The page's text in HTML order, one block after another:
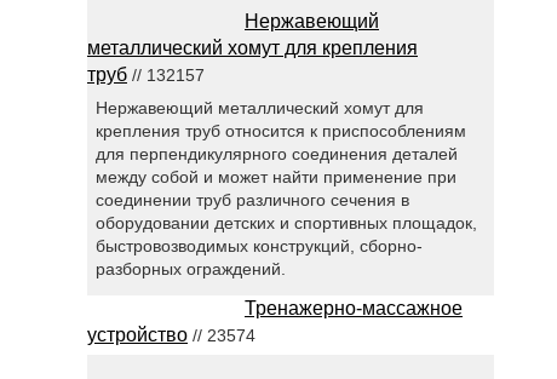
Нержавеющий
металлический хомут для крепления
труб // 132157
Нержавеющий металлический хомут для
крепления труб относится к приспособлениям
для перпендикулярного соединения деталей
между собой и может найти применение при
соединении труб различного сечения в
оборудовании детских и спортивных площадок,
быстровозводимых конструкций, сборно-
разборных ограждений.
Тренажерно-массажное
устройство // 23574